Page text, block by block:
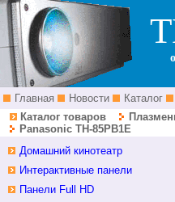
Главная Новости Каталог
Каталог товаров
Panasonic TH-85PB1E
Домашний кинотеатр
Интерактивные панели
Панели Full HD